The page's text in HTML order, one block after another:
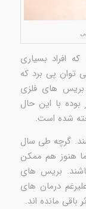
که افراد بسیاری
توان پی برد که
بریس های فلزی
با این حال
شده است.
گرچه طی سال
هنوز هم ممکن
بریس های
درمان های
مانده اند.